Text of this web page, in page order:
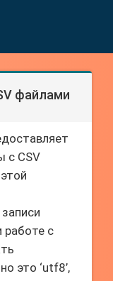
файлами
с CSV
работе с
это ‘utf8’,